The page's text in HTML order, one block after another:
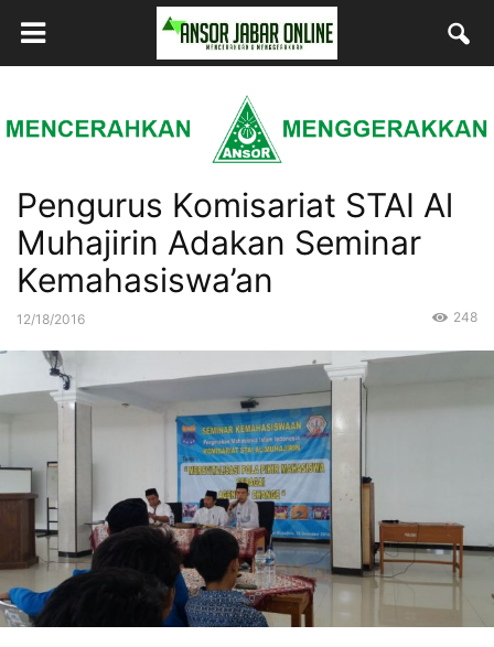
Pengurus Komisariat STAI Al
Muhajirin Adakan Seminar
Kemahasiswa’an
12/18/2016 248